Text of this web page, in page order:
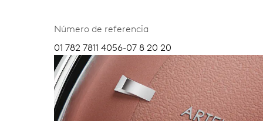
Número de referencia
01 782 7811 4056-07 8 20 20